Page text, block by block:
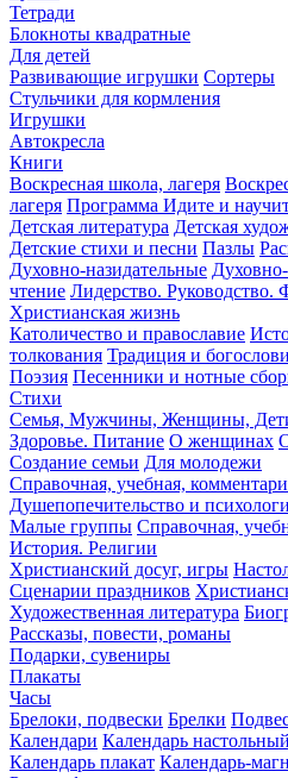
Тетради
Блокноты квадратные
Для детей
Развивающие игрушки Сортеры
Стульчики для кормления
Игрушки
Автокресла
Книги
Воскресная школа, лагеря
лагеря Программа Идите и
Детская литература Детская
Детские стихи и песни Пазлы
Духовно-назидательные
чтение Лидерство. Руководство.
Христианская жизнь
Католичество и православие
толкования Традиция и
Поэзия Песенники и нотные
Стихи
Семья, Мужчины, Женщины,
Здоровье. Питание О женщинах
Создание семьи Для молодежи
Справочная, учебная,
Душепопечительство и
Малые группы Справочная,
История. Религии
Христианский досуг, игры
Сценарии праздников
Художественная литература
Рассказы, повести, романы
Подарки, сувениры
Плакаты
Часы
Брелоки, подвески Брелки
Календари Календарь настольный
Календарь плакат Календарь-